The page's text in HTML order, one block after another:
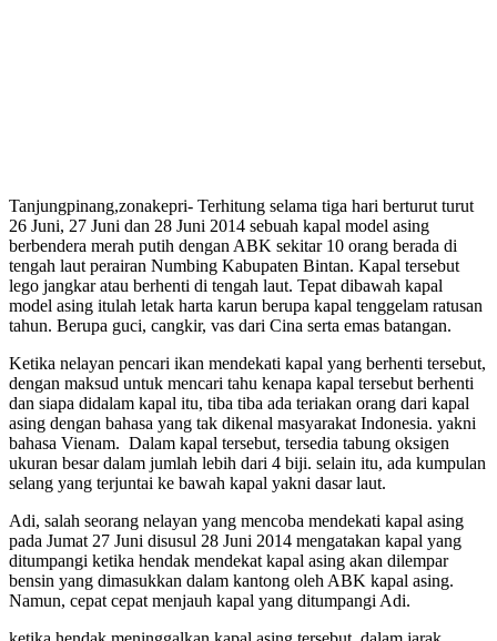
Tanjungpinang,zonakepri- Terhitung selama tiga hari berturut turut
26 Juni, 27 Juni dan 28 Juni 2014 sebuah kapal model asing
berbendera merah putih dengan ABK sekitar 10 orang berada di
tengah laut perairan Numbing Kabupaten Bintan. Kapal tersebut
lego jangkar atau berhenti di tengah laut. Tepat dibawah kapal
model asing itulah letak harta karun berupa kapal tenggelam ratusan
tahun. Berupa guci, cangkir, vas dari Cina serta emas batangan.
Ketika nelayan pencari ikan mendekati kapal yang berhenti tersebut,
dengan maksud untuk mencari tahu kenapa kapal tersebut berhenti
dan siapa didalam kapal itu, tiba tiba ada teriakan orang dari kapal
asing dengan bahasa yang tak dikenal masyarakat Indonesia. yakni
bahasa Vienam. Dalam kapal tersebut, tersedia tabung oksigen
ukuran besar dalam jumlah lebih dari 4 biji. selain itu, ada kumpulan
selang yang terjuntai ke bawah kapal yakni dasar laut.
Adi, salah seorang nelayan yang mencoba mendekati kapal asing
pada Jumat 27 Juni disusul 28 Juni 2014 mengatakan kapal yang
ditumpangi ketika hendak mendekat kapal asing akan dilempar
bensin yang dimasukkan dalam kantong oleh ABK kapal asing.
Namun, cepat cepat menjauh kapal yang ditumpangi Adi.